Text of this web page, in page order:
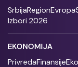
SrbijaRegionEvropa
Izbori 2026
EKONOMIJA
PrivredaFinansije